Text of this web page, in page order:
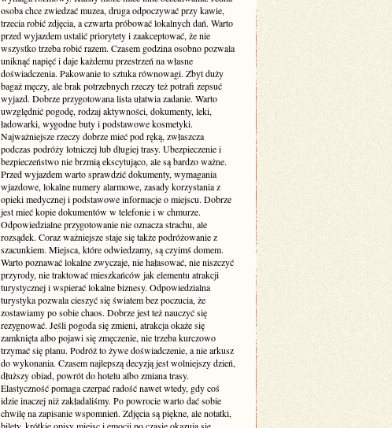
osoba chce zwiedzać muzea, druga odpoczywać przy kawie,
trzecia robić zdjęcia, a czwarta próbować lokalnych dań. Warto
przed wyjazdem ustalić priorytety i zaakceptować, że nie
wszystko trzeba robić razem. Czasem godzina osobno pozwala
uniknąć napięć i daje każdemu przestrzeń na własne
doświadczenia. Pakowanie to sztuka równowagi. Zbyt duży
bagaż męczy, ale brak potrzebnych rzeczy też potrafi zepsuć
wyjazd. Dobrze przygotowana lista ułatwia zadanie. Warto
uwzględnić pogodę, rodzaj aktywności, dokumenty, leki,
ładowarki, wygodne buty i podstawowe kosmetyki.
Najważniejsze rzeczy dobrze mieć pod ręką, zwłaszcza
podczas podróży lotniczej lub długiej trasy. Ubezpieczenie i
bezpieczeństwo nie brzmią ekscytująco, ale są bardzo ważne.
Przed wyjazdem warto sprawdzić dokumenty, wymagania
wjazdowe, lokalne numery alarmowe, zasady korzystania z
opieki medycznej i podstawowe informacje o miejscu. Dobrze
jest mieć kopie dokumentów w telefonie i w chmurze.
Odpowiedzialne przygotowanie nie oznacza strachu, ale
rozsądek. Coraz ważniejsze staje się także podróżowanie z
szacunkiem. Miejsca, które odwiedzamy, są czyimś domem.
Warto poznawać lokalne zwyczaje, nie hałasować, nie niszczyć
przyrody, nie traktować mieszkańców jak elementu atrakcji
turystycznej i wspierać lokalne biznesy. Odpowiedzialna
turystyka pozwala cieszyć się światem bez poczucia, że
zostawiamy po sobie chaos. Dobrze jest też nauczyć się
rezygnować. Jeśli pogoda się zmieni, atrakcja okaże się
zamknięta albo pojawi się zmęczenie, nie trzeba kurczowo
trzymać się planu. Podróż to żywe doświadczenie, a nie arkusz
do wykonania. Czasem najlepszą decyzją jest wolniejszy dzień,
dłuższy obiad, powrót do hotelu albo zmiana trasy.
Elastyczność pomaga czerpać radość nawet wtedy, gdy coś
idzie inaczej niż zakładaliśmy. Po powrocie warto dać sobie
chwilę na zapisanie wspomnień. Zdjęcia są piękne, ale notatki,